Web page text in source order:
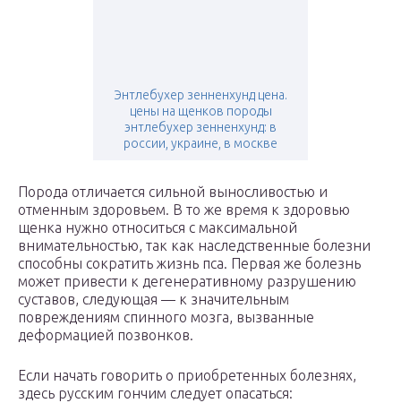
Энтлебухер зенненхунд цена.
цены на щенков породы
энтлебухер зенненхунд: в
россии, украине, в москве
Порода отличается сильной выносливостью и
отменным здоровьем. В то же время к здоровью
щенка нужно относиться с максимальной
внимательностью, так как наследственные болезни
способны сократить жизнь пса. Первая же болезнь
может привести к дегенеративному разрушению
суставов, следующая — к значительным
повреждениям спинного мозга, вызванные
деформацией позвонков.
Если начать говорить о приобретенных болезнях,
здесь русским гончим следует опасаться: